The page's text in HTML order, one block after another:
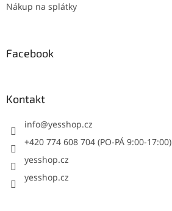
Nákup na splátky
Facebook
Kontakt
info@yesshop.cz
+420 774 608 704 (PO-PÁ 9:00-17:00)
yesshop.cz
yesshop.cz